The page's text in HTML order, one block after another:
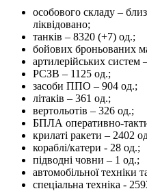
особового складу –
ліквідовано;
танків – 8320 (+7) од.;
бойових броньованих
артилерійських систем
РСЗВ – 1125 од.;
засоби ППО – 904 од.;
літаків – 361 од.;
вертольотів – 326 од.;
БПЛА оперативно-
крилаті ракети – 2402
кораблі/катери - 28 од.;
підводні човни – 1 од.;
автомобільної техніки
спеціальна техніка -